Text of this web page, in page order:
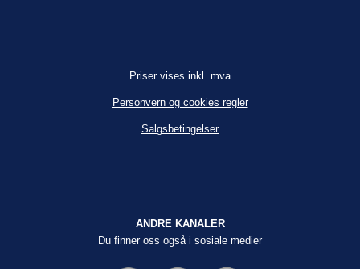
Priser vises inkl. mva
Personvern og cookies regler
Salgsbetingelser
ANDRE KANALER
Du finner oss også i sosiale medier